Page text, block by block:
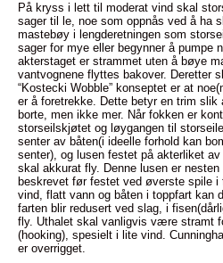
På kryss i lett til moderat vind skal
sager til le, noe som oppnås ved å ha
mastebøy i lengderetningen som
sager for mye eller begynner å pumpe
akterstaget er strammet uten å bøye
vantvognene flyttes bakover. Deretter
“Kostecki Wobble” konseptet er at
er å foretrekke. Dette betyr en trim slik
borte, men ikke mer. Når fokken er
storseilskjøtet og løygangen til
senter av båten(i ideelle forhold kan
senter), og lusen festet på akterliket
skal akkurat fly. Denne lusen er
beskrevet før festet ved øverste spile
vind, flatt vann og båten i toppfart kan
farten blir redusert ved slag, i
fly. Uthalet skal vanligvis være stramt
(hooking), spesielt i lite vind.
er overrigget.